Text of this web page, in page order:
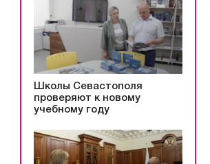
Школы Севастополя
проверяют к новому
учебному году